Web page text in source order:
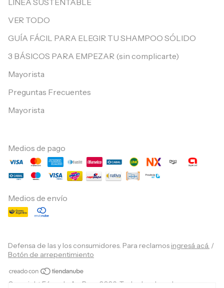
VER TODO
GUÍA FÁCIL PARA ELEGIR TU SHAMPOO SÓLIDO
3 BÁSICOS PARA EMPEZAR (sin complicarte)
Mayorista
Preguntas Frecuentes
Mayorista
Medios de pago
Medios de envío
Defensa de las y los consumidores. Para reclamos ingresá acá. /
Botón de arrepentimiento
Copyright Fórmula AmBar - 2026. Todos los derechos